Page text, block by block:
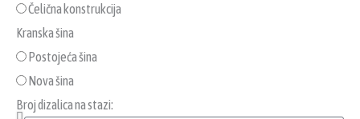
Čelična konstrukcija
Kranska šina
Postojeća šina
Nova šina
Broj dizalica na stazi: